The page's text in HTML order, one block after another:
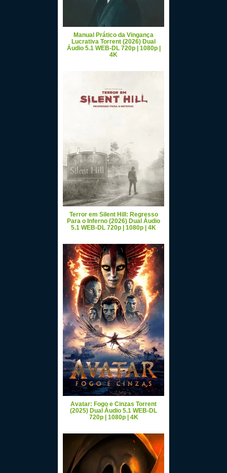
Manual Prático da Vingança
Lucrativa Torrent (2026) Dual
Áudio 5.1 WEB-DL 720p | 1080p |
4K
Terror em Silent Hill: Regresso
Para o Inferno (2026) Dual Áudio
5.1 WEB-DL 720p | 1080p | 4K
Avatar: Fogo e Cinzas Torrent
(2025) Dual Áudio 5.1 WEB-DL
720p | 1080p | 4K